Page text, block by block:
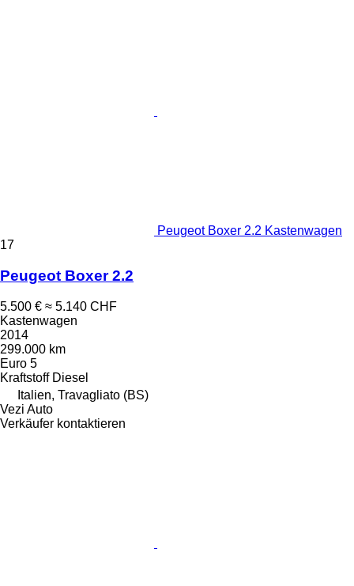
Peugeot Boxer 2.2 Kastenwagen
17
Peugeot Boxer 2.2
5.500 € ≈ 5.140 CHF
Kastenwagen
2014
299.000 km
Euro 5
Kraftstoff Diesel
Italien, Travagliato (BS)
Vezi Auto
Verkäufer kontaktieren